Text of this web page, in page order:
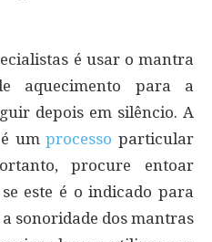
é usar o mantra
aquecimento para a
depois em silêncio. A
é umprocesso particular
procure entoar
este é o indicado para
a sonoridade dos mantras